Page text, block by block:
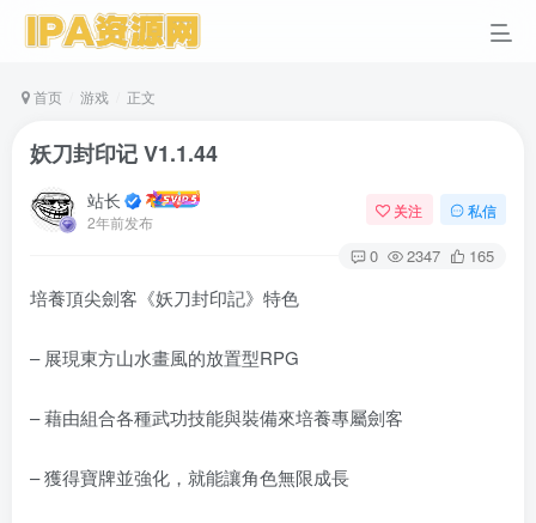
首页 游戏 正文
妖刀封印记 V1.1.44
站长
2年前发布
关注 私信
0 2347 165
培養頂尖劍客《妖刀封印記》特色
– 展現東方山水畫風的放置型RPG
– 藉由組合各種武功技能與裝備來培養專屬劍客
– 獲得寶牌並強化，就能讓角色無限成長